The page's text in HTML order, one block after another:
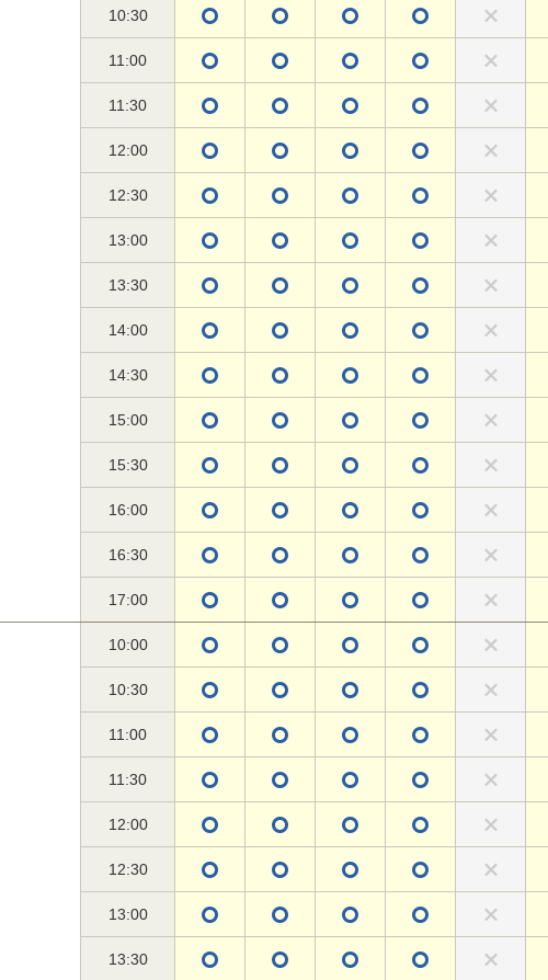
10:30
11:00
11:30
12:00
12:30
13:00
13:30
14:00
14:30
15:00
15:30
16:00
16:30
17:00
10:00
10:30
11:00
11:30
12:00
12:30
13:00
13:30